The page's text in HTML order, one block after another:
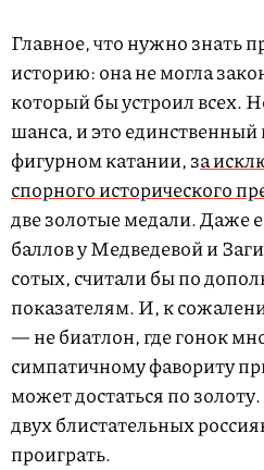
Главное, что нужно знать
историю: она не могла
который бы устроил всех.
шанса, и это
фигурном катании, за
спорного исторического
две золотые медали. Даже
баллов у Медведевой и
сотых, считали бы по
показателям. И, к
— не биатлон, где гонок
симпатичному фавориту
может достаться по
двух блистательных
проиграть.